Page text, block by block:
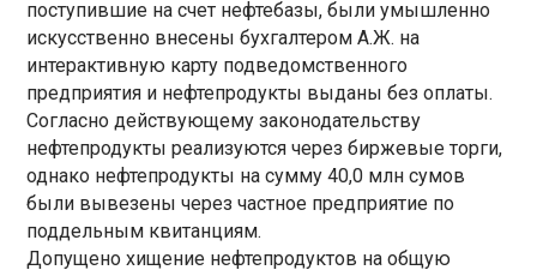
поступившие на счет нефтебазы, были умышленно
искусственно внесены бухгалтером А.Ж. на
интерактивную карту подведомственного
предприятия и нефтепродукты выданы без оплаты.
Согласно действующему законодательству
нефтепродукты реализуются через биржевые торги,
однако нефтепродукты на сумму 40,0 млн сумов
были вывезены через частное предприятие по
поддельным квитанциям.
Допущено хищение нефтепродуктов на общую